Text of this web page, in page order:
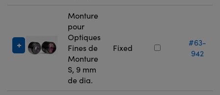
Monture
pour
Optiques
Fines de
Monture
S, 9 mm
de dia.
Fixed
#63-
942